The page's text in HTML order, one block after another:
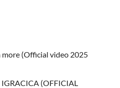
more (Official video 2025
IGRACICA (OFFICIAL